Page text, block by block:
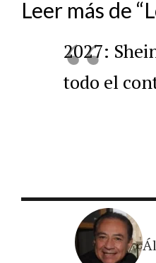
Leer más de
2027:
todo el